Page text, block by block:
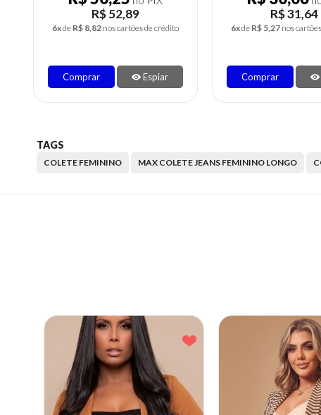
R$ 31,64
6xde R$ 5,27 nos cartões de crédito
Comprar Espiar
R$ 27,89
5xde R$ 5,58 nos
Comprar
TAGS
COLETE FEMININO MAX COLETE JEANS FEMININO LONGO